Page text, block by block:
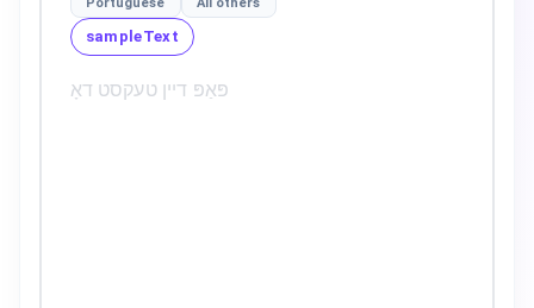
sampleText